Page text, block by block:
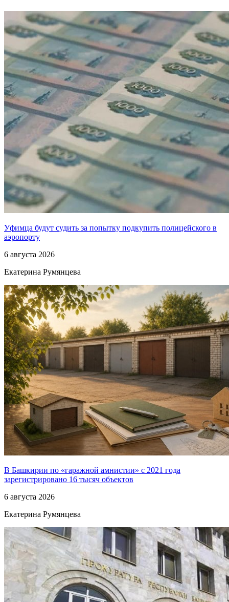
Уфимца будут судить за попытку подкупить полицейского в
аэропорту
6 августа 2026
Екатерина Румянцева
В Башкирии по «гаражной амнистии» с 2021 года
зарегистрировано 16 тысяч объектов
6 августа 2026
Екатерина Румянцева